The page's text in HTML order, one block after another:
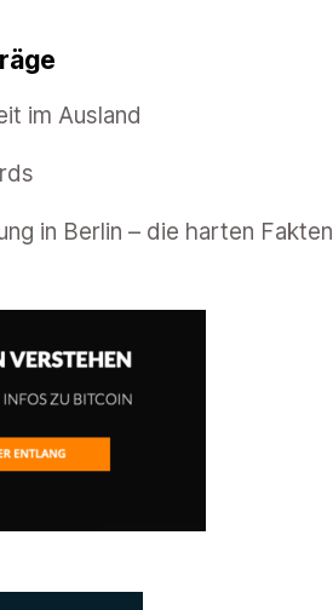
im Ausland
in Berlin – die harten Fakten